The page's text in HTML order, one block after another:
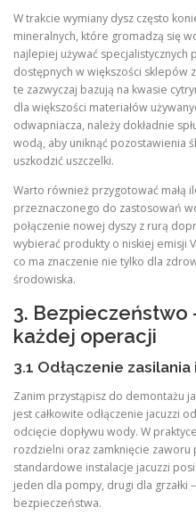
W trakcie wymiany dysz często
mineralnych, które gromadzą się
najlepiej używać
dostępnych w większości sklepów
te zazwyczaj bazują na kwasie
dla większości materiałów
odwapniacza, należy dokładnie
wodą, aby uniknąć pozostawienia
uszkodzić uszczelki.
Warto również przygotować małą
przeznaczonego do zastosowań
połączenie nowej dyszy z rurą
wybierać produkty o niskiej emisji
co ma znaczenie nie tylko dla
środowiska.
3.
każdej operacji
3.1 Odłączenie
Zanim przystąpisz do demontażu
jest całkowite odłączenie jacuzzi
odcięcie dopływu wody. W
rozdzielni oraz zamknięcie zaworu
standardowe instalacje jacuzzi
jeden dla pompy, drugi dla grzałki
bezpieczeństwa.